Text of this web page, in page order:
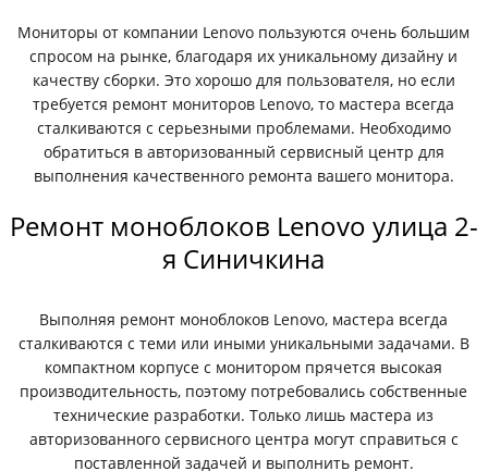
Мониторы от компании Lenovo пользуются очень большим
спросом на рынке, благодаря их уникальному дизайну и
качеству сборки. Это хорошо для пользователя, но если
требуется ремонт мониторов Lenovo, то мастера всегда
сталкиваются с серьезными проблемами. Необходимо
обратиться в авторизованный сервисный центр для
выполнения качественного ремонта вашего монитора.
Ремонт моноблоков Lenovo улица 2-
я Синичкина
Выполняя ремонт моноблоков Lenovo, мастера всегда
сталкиваются с теми или иными уникальными задачами. В
компактном корпусе с монитором прячется высокая
производительность, поэтому потребовались собственные
технические разработки. Только лишь мастера из
авторизованного сервисного центра могут справиться с
поставленной задачей и выполнить ремонт.